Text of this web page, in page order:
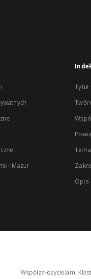
i Mazur
Tytuł
Opis
Współzałożycielami